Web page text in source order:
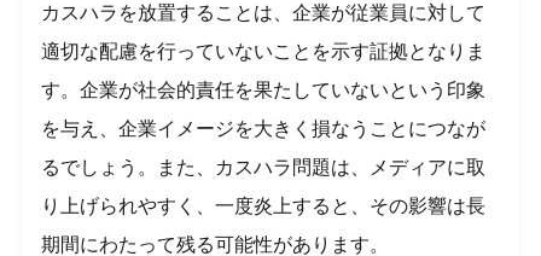
カスハラを放置することは、企業が従業員に対して
適切な配慮を行っていないことを示す証拠となりま
す。企業が社会的責任を果たしていないという印象
を与え、企業イメージを大きく損なうことにつなが
るでしょう。また、カスハラ問題は、メディアに取
り上げられやすく、一度炎上すると、その影響は長
期間にわたって残る可能性があります。